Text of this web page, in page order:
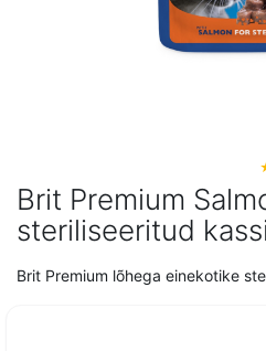
Brit Premium
steriliseeritud
Brit Premium lõhega einekotike
pildigalerii
algusesse